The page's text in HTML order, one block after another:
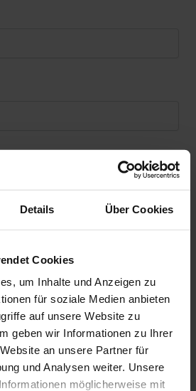
Details Über Cookies
Cookies
um Inhalte und Anzeigen zu
für soziale Medien anbieten
auf unsere Website zu
geben wir Informationen zu Ihrer
an unsere Partner für
und Analysen weiter. Unsere
möglicherweise mit